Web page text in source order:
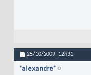
25/10/2009, 12h31
*alexandre*